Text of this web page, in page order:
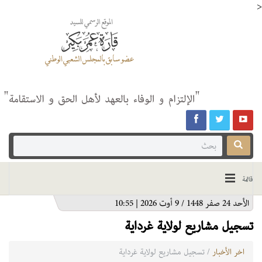
>
قائمة
الأحد 24 صفر 1448 / 9 أوت 2026 | 10:55
تسجيل مشاريع لولاية غرداية
اخر الأخبار / تسجيل مشاريع لولاية غرداية